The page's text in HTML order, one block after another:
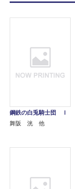
鋼鉄の白兎騎士団 Ｉ
舞阪 洸 他